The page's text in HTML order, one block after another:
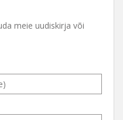
meie uudiskirja või